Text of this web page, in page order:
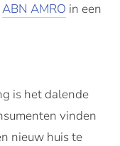
ABN AMRO in een
is het dalende
vinden
nieuw huis te